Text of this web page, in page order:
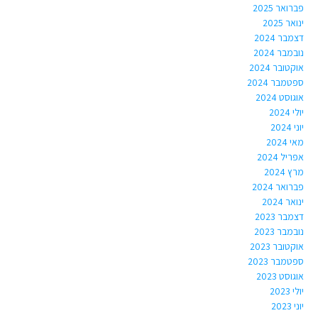
פברואר 2025
ינואר 2025
דצמבר 2024
נובמבר 2024
אוקטובר 2024
ספטמבר 2024
אוגוסט 2024
יולי 2024
יוני 2024
מאי 2024
אפריל 2024
מרץ 2024
פברואר 2024
ינואר 2024
דצמבר 2023
נובמבר 2023
אוקטובר 2023
ספטמבר 2023
אוגוסט 2023
יולי 2023
יוני 2023